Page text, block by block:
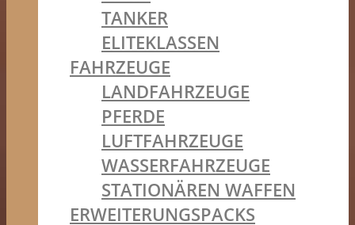
TANKER
ELITEKLASSEN
FAHRZEUGE
LANDFAHRZEUGE
PFERDE
LUFTFAHRZEUGE
WASSERFAHRZEUGE
STATIONÄREN WAFFEN
ERWEITERUNGSPACKS